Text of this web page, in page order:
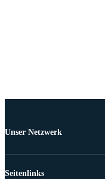
Unser Netzwerk
Seitenlinks